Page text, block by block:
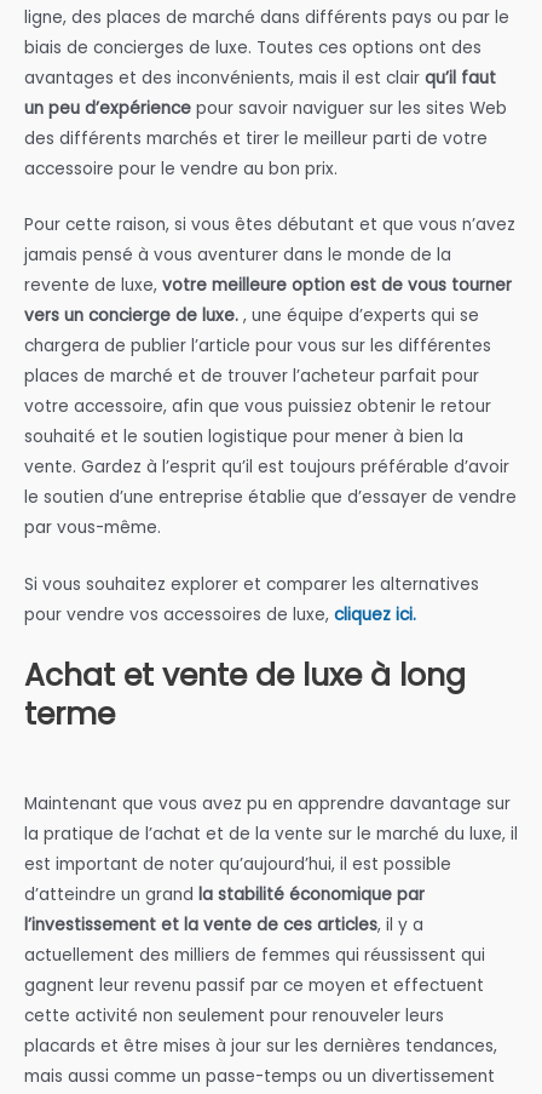
ligne, des places de marché dans différents pays ou par le
biais de concierges de luxe. Toutes ces options ont des
avantages et des inconvénients, mais il est clair qu’il faut
un peu d’expérience pour savoir naviguer sur les sites Web
des différents marchés et tirer le meilleur parti de votre
accessoire pour le vendre au bon prix.
Pour cette raison, si vous êtes débutant et que vous n’avez
jamais pensé à vous aventurer dans le monde de la
revente de luxe, votre meilleure option est de vous tourner
vers un concierge de luxe. , une équipe d’experts qui se
chargera de publier l’article pour vous sur les différentes
places de marché et de trouver l’acheteur parfait pour
votre accessoire, afin que vous puissiez obtenir le retour
souhaité et le soutien logistique pour mener à bien la
vente. Gardez à l’esprit qu’il est toujours préférable d’avoir
le soutien d’une entreprise établie que d’essayer de vendre
par vous-même.
Si vous souhaitez explorer et comparer les alternatives
pour vendre vos accessoires de luxe, cliquez ici.
Achat et vente de luxe à long
terme
Maintenant que vous avez pu en apprendre davantage sur
la pratique de l’achat et de la vente sur le marché du luxe, il
est important de noter qu’aujourd’hui, il est possible
d’atteindre un grand la stabilité économique par
l’investissement et la vente de ces articles, il y a
actuellement des milliers de femmes qui réussissent qui
gagnent leur revenu passif par ce moyen et effectuent
cette activité non seulement pour renouveler leurs
placards et être mises à jour sur les dernières tendances,
mais aussi comme un passe-temps ou un divertissement